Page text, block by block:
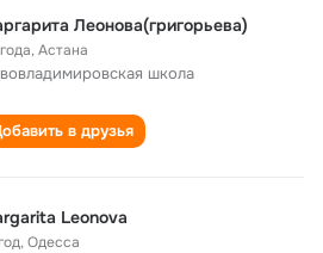
Леонова(григорьева)
,Астана
школа
в друзья
Leonova
,Одесса